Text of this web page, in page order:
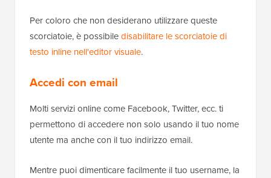
Per coloro che non desiderano utilizzare queste
scorciatoie, è possibiledisabilitare le scorciatoie di
testo inline nell'editor visuale.
Accedi con email
Molti servizi online come Facebook, Twitter, ecc. ti
permettono di accedere non solo usando il tuo nome
utente ma anche con il tuo indirizzo email.
Mentre puoi dimenticare facilmente il tuo username, la